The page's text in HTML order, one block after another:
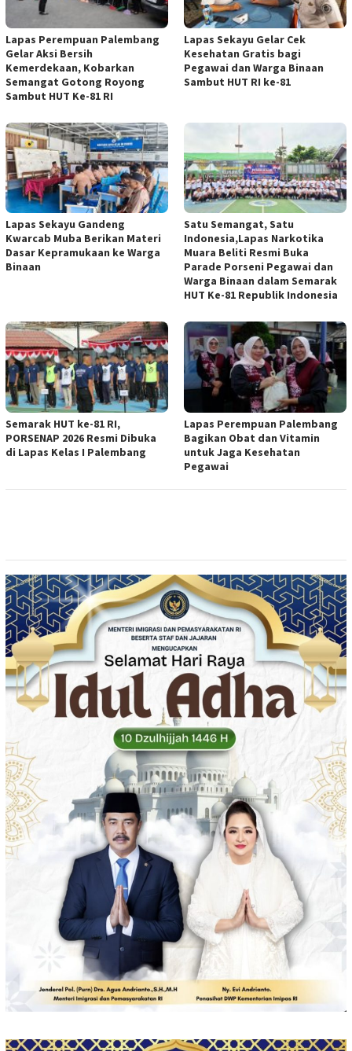
Lapas Perempuan Palembang
Gelar Aksi Bersih
Kemerdekaan, Kobarkan
Semangat Gotong Royong
Sambut HUT Ke-81 RI
Lapas Sekayu Gelar Cek
Kesehatan Gratis bagi
Pegawai dan Warga Binaan
Sambut HUT RI ke-81
Lapas Sekayu Gandeng
Kwarcab Muba Berikan Materi
Dasar Kepramukaan ke Warga
Binaan
Satu Semangat, Satu
Indonesia,Lapas Narkotika
Muara Beliti Resmi Buka
Parade Porseni Pegawai dan
Warga Binaan dalam Semarak
HUT Ke-81 Republik Indonesia
Semarak HUT ke-81 RI,
PORSENAP 2026 Resmi Dibuka
di Lapas Kelas I Palembang
Lapas Perempuan Palembang
Bagikan Obat dan Vitamin
untuk Jaga Kesehatan
Pegawai